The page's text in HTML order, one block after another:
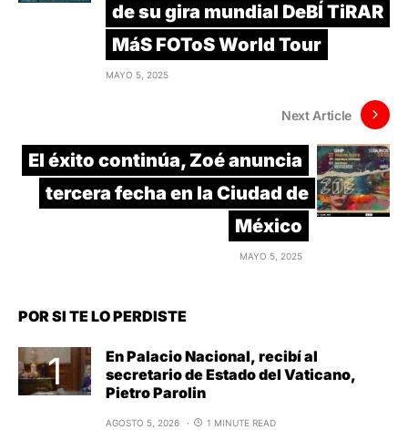
de su gira mundial DeBÍ TiRAR
MáS FOToS World Tour
MAYO 5, 2025
Next Article
El éxito continúa, Zoé anuncia
tercera fecha en la Ciudad de
México
MAYO 5, 2025
POR SI TE LO PERDISTE
En Palacio Nacional, recibí al
secretario de Estado del Vaticano,
Pietro Parolin
AGOSTO 5, 2026 1 MINUTE READ